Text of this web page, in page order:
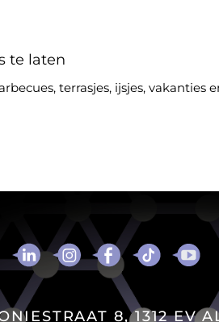
te laten
terrasjes, ijsjes,
8, 1312 EV